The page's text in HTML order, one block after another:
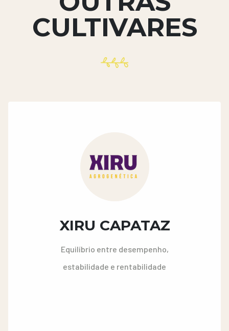
CULTIVARES
XIRU CAPATAZ
Equilíbrio entre desempenho,
estabilidade e rentabilidade